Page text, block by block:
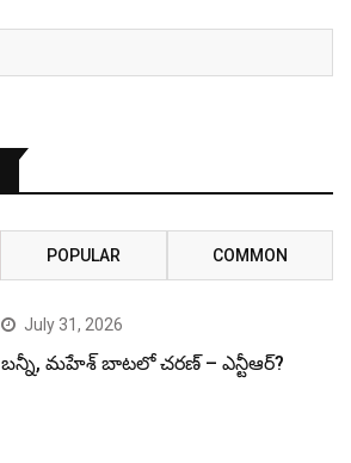
POPULAR COMMON
July 31, 2026
బన్నీ, మహేశ్ బాటలో చరణ్ – ఎన్టీఆర్?